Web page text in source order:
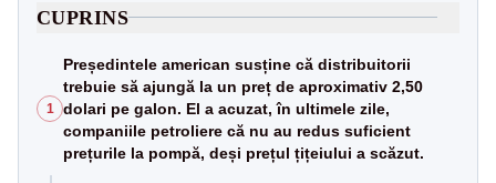
CUPRINS
1
Președintele american susține că distribuitorii
trebuie să ajungă la un preț de aproximativ 2,50
dolari pe galon. El a acuzat, în ultimele zile,
companiile petroliere că nu au redus suficient
prețurile la pompă, deși prețul țițeiului a scăzut.